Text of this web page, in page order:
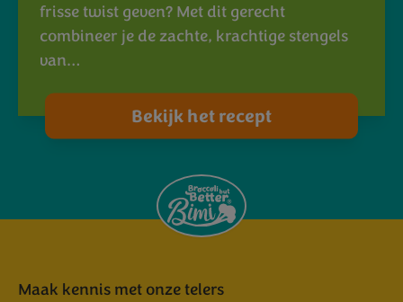
frisse twist geven? Met dit gerecht
combineer je de zachte, krachtige stengels
van…
Bekijk het recept
Maak kennis met onze telers